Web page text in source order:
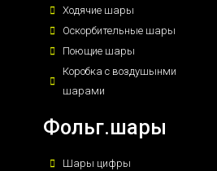
Ходячие шары
Оскорбительные шары
Поющие шары
Коробка с воздушынми
шарами
Фольг.шары
Шары цифры